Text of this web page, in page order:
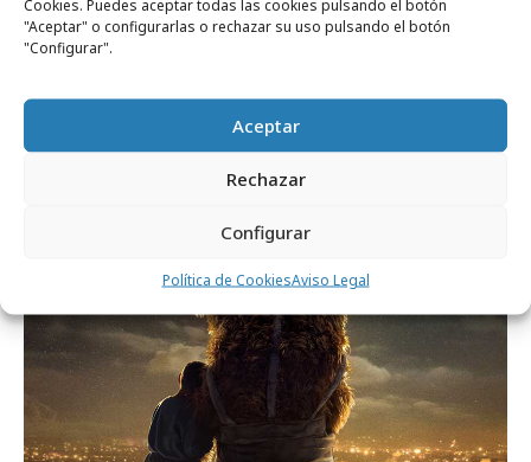
Cookies. Puedes aceptar todas las cookies pulsando el botón
"Aceptar" o configurarlas o rechazar su uso pulsando el botón
"Configurar".
Aceptar
Rechazar
Configurar
Política de CookiesAviso Legal
jueves, 19 de febrero 2026
Piel Creative Studio, dos creativos con